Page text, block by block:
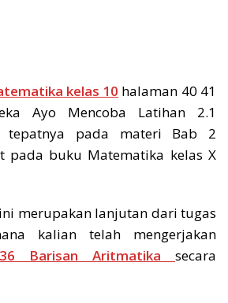
kelas 10 halaman 40 41
Ayo Mencoba Latihan 2.1
tepatnya pada materi Bab 2
pada buku Matematika kelas X
merupakan lanjutan dari tugas
kalian telah mengerjakan
Barisan Aritmatika secara